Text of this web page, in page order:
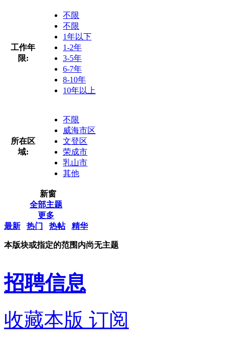
工作年
限:
不限
不限
1年以下
1-2年
3-5年
6-7年
8-10年
10年以上
所在区
域:
不限
威海市区
文登区
荣成市
乳山市
其他
新窗
全部主题
更多
最新
热门 热帖 精华
本版块或指定的范围内尚无主题
招聘信息
收藏本版 订阅